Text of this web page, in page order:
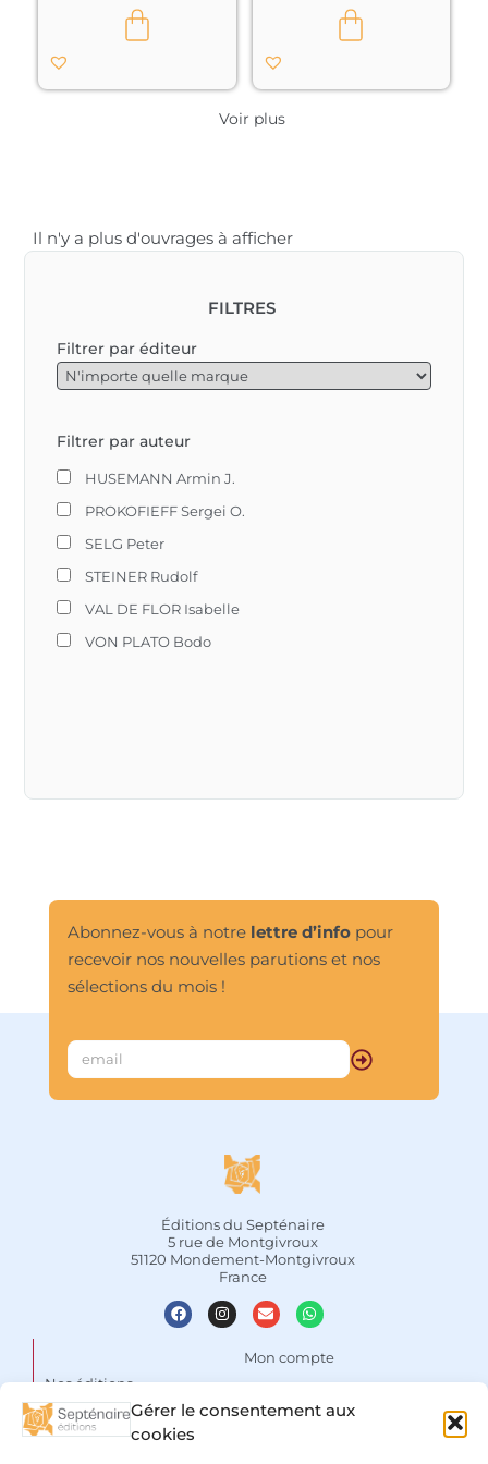
Gérer le consentement aux
cookies
FILTRES
Filtrer par éditeur
Filtrer par auteur
HUSEMANN Armin J.
PROKOFIEFF Sergei O.
SELG Peter
STEINER Rudolf
VAL DE FLOR Isabelle
VON PLATO Bodo
de l’esprit de se
heurter à toutes
sortes de
contradictions qui
pèsent sur leur vie
intérieure et qu’il
comprend aussi la
l’impulsion,
le début de notre ère,
et que nous avons
quelques
personnalités
exemple de
Thomasius, Capésius
Voir plus
Il n'y a plus d'ouvrages à afficher
Abonnez-vous à notre lettre d’infopour
recevoir nos nouvelles parutions et nos
sélections du mois !
Éditions du Septénaire
5 rue de Montgivroux
51120 Mondement-Montgivroux
France
Nos éditions
Auteurs
Mon compte